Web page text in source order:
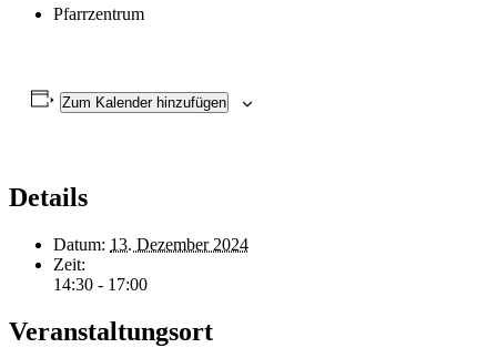
Pfarrzentrum
Zum Kalender hinzufügen
Details
Datum: 13. Dezember 2024
Zeit:
14:30 - 17:00
Veranstaltungsort